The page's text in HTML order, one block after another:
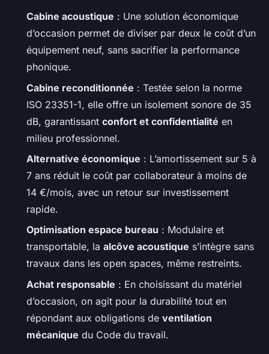
Cabine acoustique : Une solution économique
d’occasion permet de diviser par deux le coût d’un
équipement neuf, sans sacrifier la performance
phonique.
Cabine reconditionnée : Testée selon la norme
ISO 23351-1, elle offre un isolement sonore de 35
dB, garantissant confort et confidentialité en
milieu professionnel.
Alternative économique : L’amortissement sur 5 à
7 ans réduit le coût par collaborateur à moins de
14 €/mois, avec un retour sur investissement
rapide.
Optimisation espace bureau : Modulaire et
transportable, la alcôve acoustique s’intègre sans
travaux dans les open spaces, même restreints.
Achat responsable : En choisissant du matériel
d’occasion, on agit pour la durabilité tout en
répondant aux obligations de ventilation
mécanique du Code du travail.